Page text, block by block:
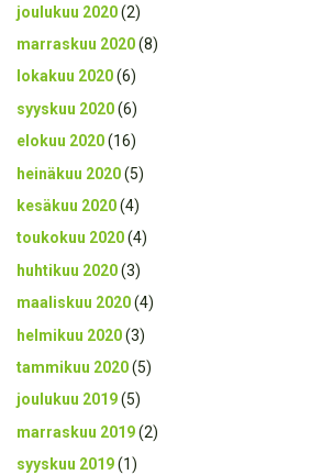
joulukuu 2020(2)
marraskuu 2020(8)
lokakuu 2020(6)
syyskuu 2020(6)
elokuu 2020(16)
heinäkuu 2020(5)
kesäkuu 2020(4)
toukokuu 2020(4)
huhtikuu 2020(3)
maaliskuu 2020(4)
helmikuu 2020(3)
tammikuu 2020(5)
joulukuu 2019(5)
marraskuu 2019(2)
syyskuu 2019(1)